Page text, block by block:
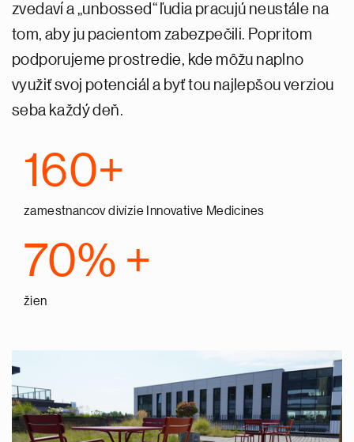
zvedaví a „unbossed“ ľudia pracujú neustále na
tom, aby ju pacientom zabezpečili. Popritom
podporujeme prostredie, kde môžu naplno
využiť svoj potenciál a byť tou najlepšou verziou
seba každý deň.
160+
zamestnancov divízie Innovative Medicines
70% +
žien